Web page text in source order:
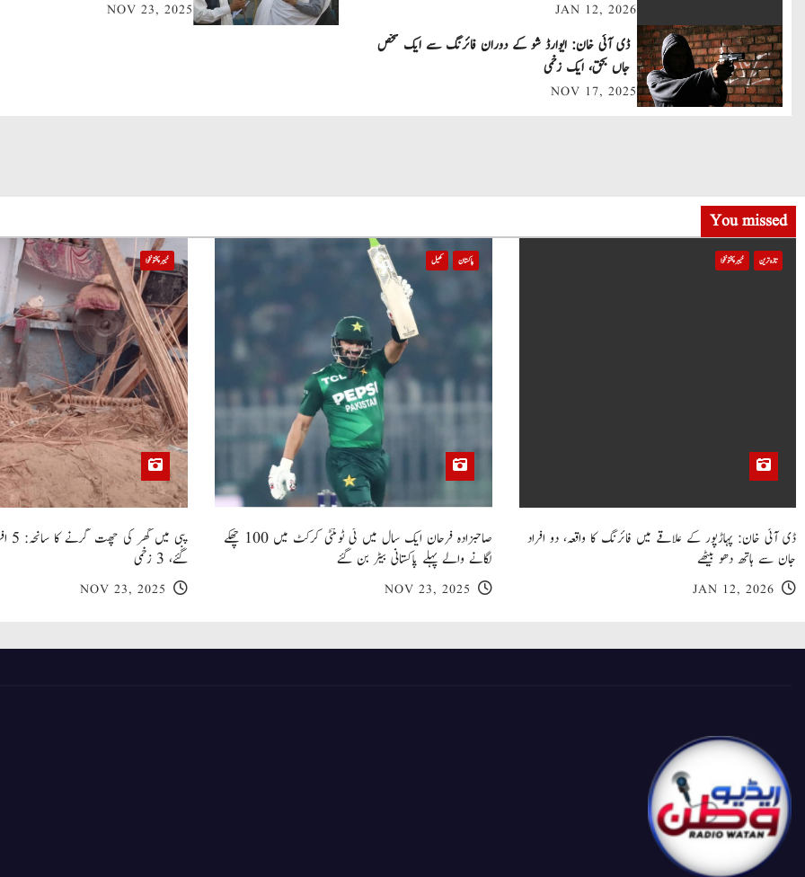
a
v
i
t
i
JAN 12, 2026
NOV 23, 2025
ڈی آئی خان: ایوارڈ شو کے دوران فائرنگ سے ایک شخص
جاں بحق، ایک زخمی
NOV 17, 2025
You missed
تازہ ترین خیبر پختونخوا
ڈی آئی خان: پہاڑپور کے علاقے میں فائرنگ کا واقعہ، دو افراد
جان سے ہاتھ دھو بیٹھے
JAN 12, 2026
پاکستان کھیل
صاحبزادہ فرحان ایک سال میں ٹی ٹوئنٹی کرکٹ میں 100 چھکے
لگانے والے پہلے پاکستانی بیٹر بن گئے
NOV 23, 2025
خیبر پختونخوا
گئے، 3 زخمی
NOV 23, 2025